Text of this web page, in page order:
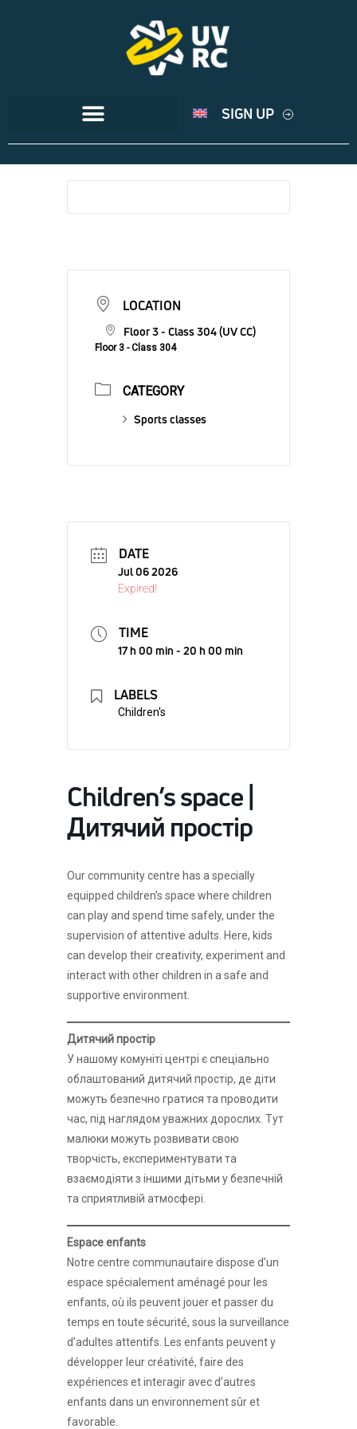
SIGN UP
LOCATION
Floor 3 - Class 304 (UV CC)
Floor 3 - Class 304
CATEGORY
Sports classes
DATE
Jul 06 2026
Expired!
TIME
17 h 00 min - 20 h 00 min
LABELS
Children's
Children’s space |
Дитячий простір
Our community centre has a specially
equipped children’s space where children
can play and spend time safely, under the
supervision of attentive adults. Here, kids
can develop their creativity, experiment and
interact with other children in a safe and
supportive environment.
Дитячий простір
У нашому комуніті центрі є спеціально
облаштований дитячий простір, де діти
можуть безпечно гратися та проводити
час, під наглядом уважних дорослих. Тут
малюки можуть розвивати свою
творчість, експериментувати та
взаємодіяти з іншими дітьми у безпечній
та сприятливій атмосфері.
Espace enfants
Notre centre communautaire dispose d’un
espace spécialement aménagé pour les
enfants, où ils peuvent jouer et passer du
temps en toute sécurité, sous la surveillance
d’adultes attentifs. Les enfants peuvent y
développer leur créativité, faire des
expériences et interagir avec d’autres
enfants dans un environnement sûr et
favorable.